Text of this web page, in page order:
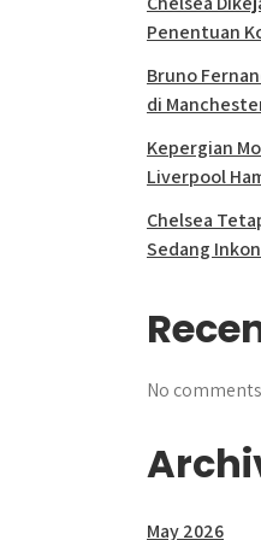
Penentuan
Bruno
di
Kepergian
Liverpool
Chelsea
Sedang
No
May 2026